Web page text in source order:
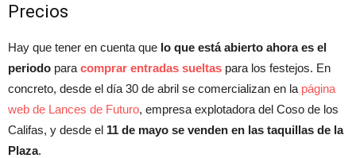
Precios
Hay que tener en cuenta que lo que está abierto ahora es el
periodo para comprar entradas sueltas para los festejos. En
concreto, desde el día 30 de abril se comercializan en la página
web de Lances de Futuro, empresa explotadora del Coso de los
Califas, y desde el 11 de mayo se venden en las taquillas de la
Plaza.